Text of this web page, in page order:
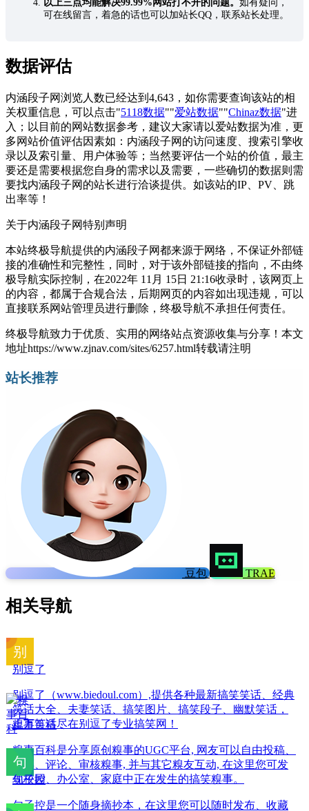
以上三点均能解决99.99%网站打不开的问题。 如有疑问，
可在线留言，着急的话也可以加站长QQ，联系站长处理。
数据评估
内涵段子网浏览人数已经达到4,643，如你需要查询该站的相
关权重信息，可以点击"5118数据""爱站数据""Chinaz数据"进
入；以目前的网站数据参考，建议大家请以爱站数据为准，更
多网站价值评估因素如：内涵段子网的访问速度、搜索引擎收
录以及索引量、用户体验等；当然要评估一个站的价值，最主
要还是需要根据您自身的需求以及需要，一些确切的数据则需
要找内涵段子网的站长进行洽谈提供。如该站的IP、PV、跳
出率等！
关于内涵段子网特别声明
本站终极导航提供的内涵段子网都来源于网络，不保证外部链
接的准确性和完整性，同时，对于该外部链接的指向，不由终
极导航实际控制，在2022年 11月 15日 21:16收录时，该网页上
的内容，都属于合规合法，后期网页的内容如出现违规，可以
直接联系网站管理员进行删除，终极导航不承担任何责任。
终极导航致力于优质、实用的网络站点资源收集与分享！ 本文
地址https://www.zjnav.com/sites/6257.html转载请注明
站长推荐
豆包 TRAE
相关导航
别逗了
别逗了（www.biedoul.com）,提供各种最新搞笑笑话、经典
笑话大全、夫妻笑话、搞笑图片、搞笑段子、幽默笑话，
上万笑话尽在别逗了专业搞笑网！
糗事百科
糗事百科是分享原创糗事的UGC平台, 网友可以自由投稿、
投票、评论、审核糗事, 并与其它糗友互动, 在这里您可发
现校园、办公室、家庭中正在发生的搞笑糗事。
句子控
句子控是一个随身摘抄本，在这里您可以随时发布、收藏